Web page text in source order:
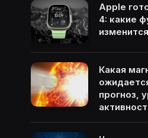
Apple
4: какие
Какая
прогноз,